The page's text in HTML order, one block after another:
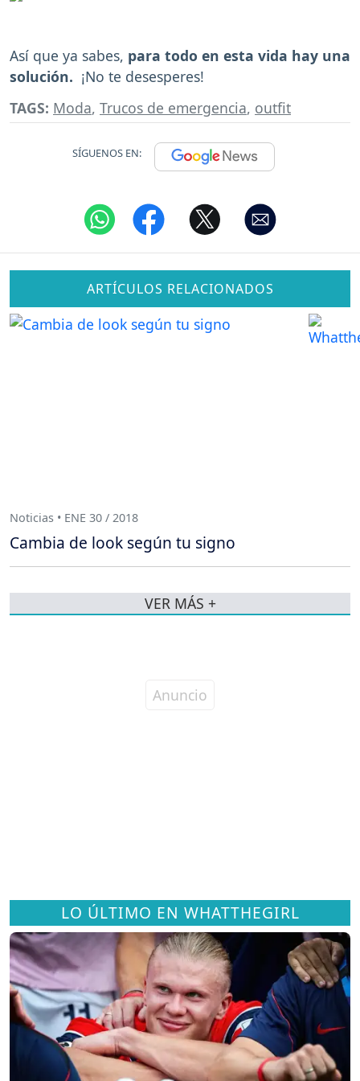
Así que ya sabes, para todo en esta vida hay una
solución. ¡No te desesperes!
TAGS: Moda, Trucos de emergencia, outfit
SÍGUENOS EN:
LO ÚLTIMO EN WHATTHEGIRL
ARTÍCULOS RELACIONADOS
Noticias • ENE 30 / 2018
Cambia de look según tu signo
VER MÁS +